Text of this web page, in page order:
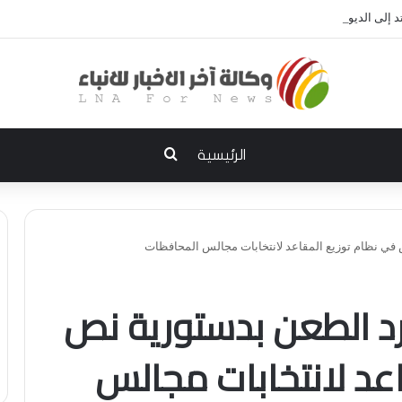
الديوانية.. النزاهة تعتقل مدير توزيع كهرباء الديوانية السابق ومعاونه
الرئيسية بحث عن
في نظام توزيع المقاعد لانتخابات مجالس المحافظات
الطعن بدستورية نص
لانتخابات مجالس